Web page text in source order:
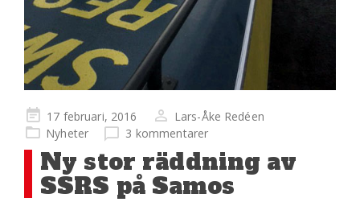
Publicerad
på
17 februari, 2016
Lars-Åke Redéen
Nyheter
3 kommentarer
Ny stor räddning av
SSRS på Samos